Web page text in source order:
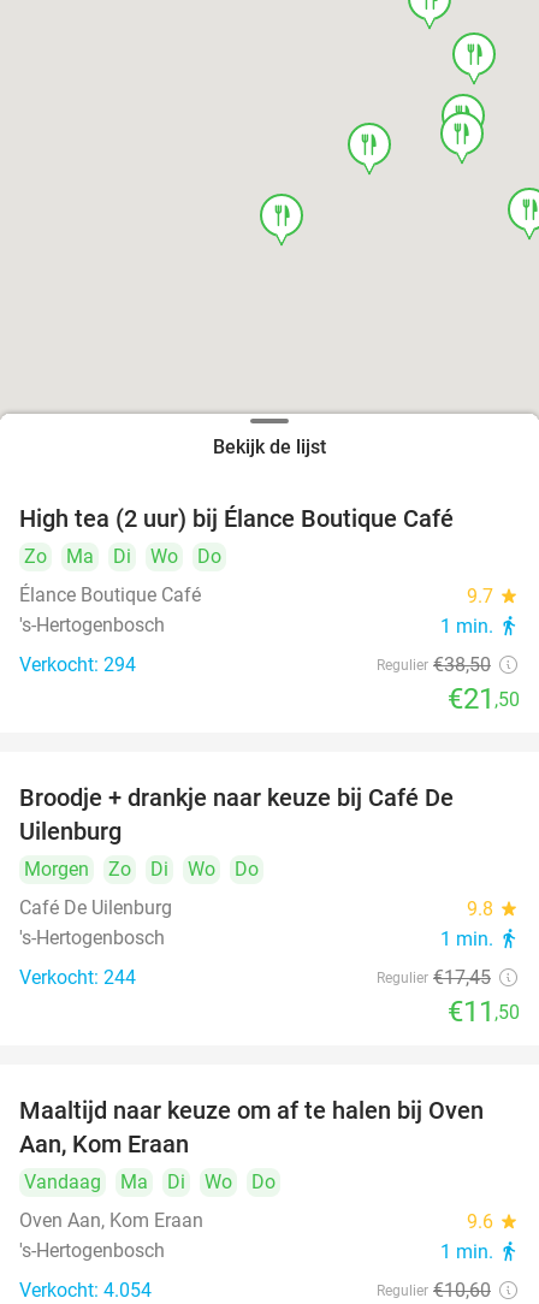
food
food
food
food
food
Bekijk de lijst
High tea (2 uur) bij Élance Boutique Café
Zo Ma Di Wo
Do
Élance Boutique Café
9.7 star
's-Hertogenbosch 1 min. directions_walk
Verkocht: 294 Regulier €38,50
€21 ,50
Broodje + drankje naar keuze bij Café De
Uilenburg
Morgen Zo Di Wo
Do
Café De Uilenburg
9.8 star
's-Hertogenbosch 1 min. directions_walk
Verkocht: 244 Regulier €17,45
€11 ,50
48%
Maaltijd naar keuze om af te halen bij Oven
Aan, Kom Eraan
Vandaag Ma Di Wo
Do
Oven Aan, Kom Eraan
9.6 star
's-Hertogenbosch 1 min. directions_walk
Verkocht: 4.054 Regulier €10,60